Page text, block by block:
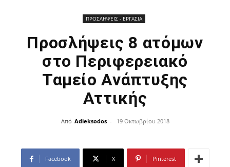
ΠΡΟΣΛΗΨΕΙΣ - ΕΡΓΑΣΙΑ
Προσλήψεις 8 ατόμων
στο Περιφερειακό
Ταμείο Ανάπτυξης
Αττικής
Από Adieksodos - 19 Οκτωβρίου 2018
Facebook X Pinterest